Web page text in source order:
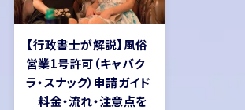
【行政書士が解説】風俗
営業1号許可（キャバク
ラ・スナック）申請ガイド
｜料金・流れ・注意点を